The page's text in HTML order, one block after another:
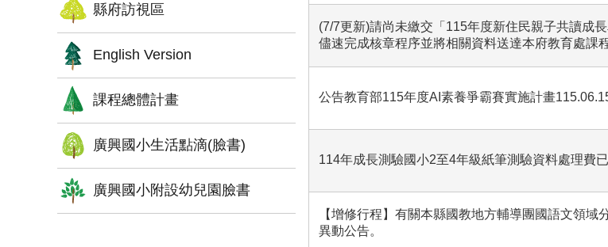
縣府訪視區
English Version
課程總體計畫
廣興國小生活點滴(臉書)
廣興國小附設幼兒園臉書
(7/7更新)請尚未繳交「115年度新住民親子共讀成
儘速完成核章程序並將相關資料送達本府教育處課
公告教育部115年度AI素養爭霸賽實施計畫
114年成長測驗國小2至4年級紙筆測驗資料處理費
【增修行程】有關本縣國教地方輔導團國語文領
異動公告。